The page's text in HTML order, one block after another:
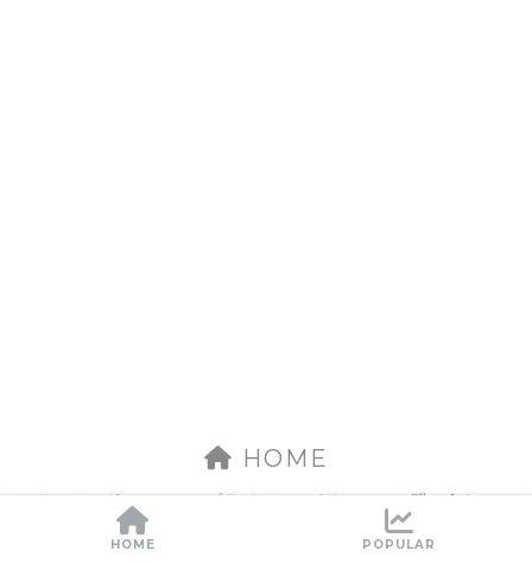
HOME
サッチマグについて プライバシーポリシー お問い合わせ
© 2026 サッチマグ All rights reserved.
HOME POPULAR